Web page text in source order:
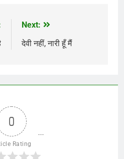
Next:
देवी नहीं, नारी हूँ मैंं
0
Rating